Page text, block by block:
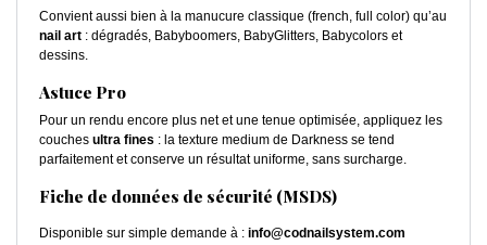
Convient aussi bien à la manucure classique (french, full color) qu’au
nail art : dégradés, Babyboomers, BabyGlitters, Babycolors et
dessins.
Astuce Pro
Pour un rendu encore plus net et une tenue optimisée, appliquez les
couches ultra fines : la texture medium de Darkness se tend
parfaitement et conserve un résultat uniforme, sans surcharge.
Fiche de données de sécurité (MSDS)
Disponible sur simple demande à : info@codnailsystem.com